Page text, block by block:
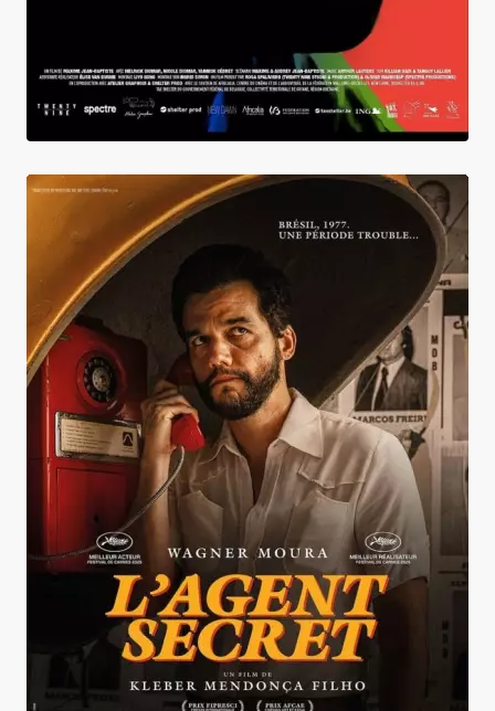
L'Agent secret